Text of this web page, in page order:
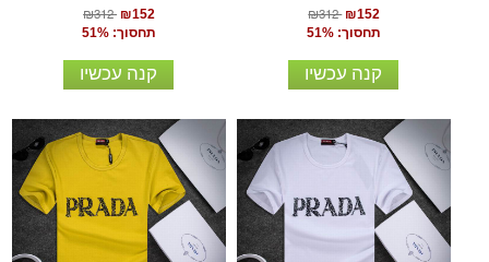
₪312 ₪152
תחסוך: 51%
קנה עכשיו
₪312 ₪152
תחסוך: 51%
קנה עכשיו